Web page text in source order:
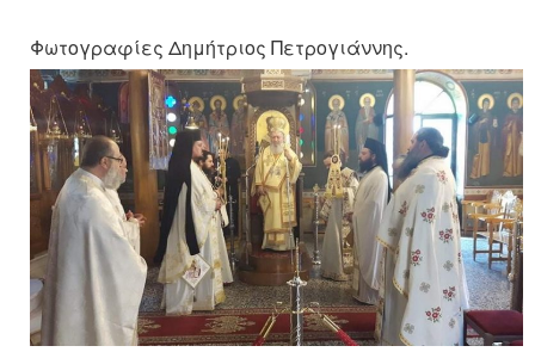
Φωτογραφίες Δημήτριος Πετρογιάννης.